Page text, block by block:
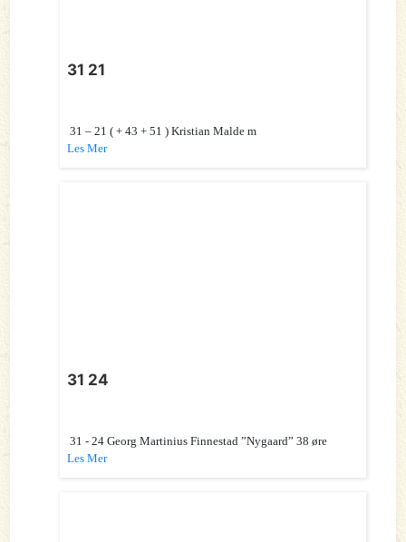
31 21
31 – 21 ( + 43 + 51 ) Kristian Malde m
Les Mer
31 24
31 - 24 Georg Martinius Finnestad ”Nygaard” 38 øre
Les Mer